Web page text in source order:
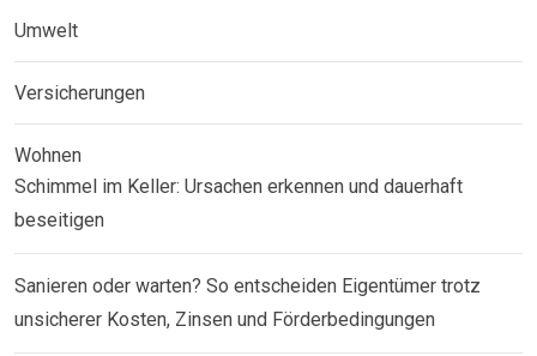
Umwelt
Versicherungen
Wohnen
Schimmel im Keller: Ursachen erkennen und dauerhaft
beseitigen
Sanieren oder warten? So entscheiden Eigentümer trotz
unsicherer Kosten, Zinsen und Förderbedingungen